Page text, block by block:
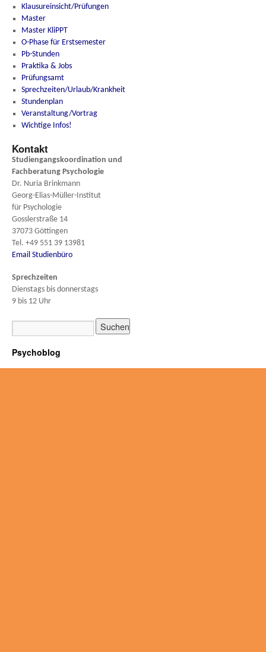
Klausureinsicht/Prüfungen
Master
Master KliPPT
O-Phase für Erstsemester
Pb-Stunden
Praktika & Jobs
Prüfungsamt
Sprechzeiten/Urlaub/Krankheit
Stundenplan
Veranstaltung/Vortrag
Wichtige Infos!
Kontakt
Studiengangskoordination und
Fachberatung Psychologie
Dr. Nuria Brinkmann
Georg-Elias-Müller-Institut
für Psychologie
Gosslerstraße 14
37073 Göttingen
Tel. +49 551 39 13981
Email Studienbüro
Sprechzeiten
Dienstags bis donnerstags
9 bis 12 Uhr
Psychoblog